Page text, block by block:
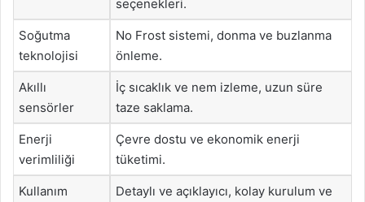
seçenekleri.
Soğutma
teknolojisi
No Frost sistemi, donma ve buzlanma
önleme.
Akıllı
sensörler
İç sıcaklık ve nem izleme, uzun süre
taze saklama.
Enerji
verimliliği
Çevre dostu ve ekonomik enerji
tüketimi.
Kullanım
Detaylı ve açıklayıcı, kolay kurulum ve